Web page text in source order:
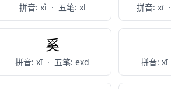
拼音: xì · 五笔: xl 拼音: xī ·
奚
拼音: xī · 五笔: exd 拼音: xī